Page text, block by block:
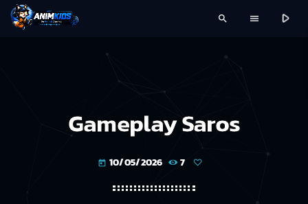
search menu play_arrow
Gameplay Saros
today 10/05/2026 7